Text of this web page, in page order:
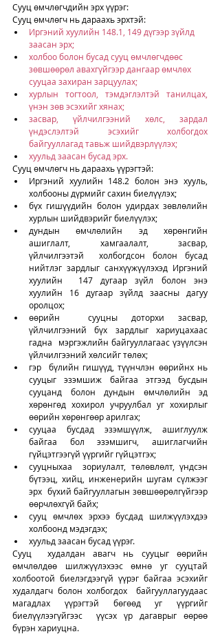
Сууц өмчлөгчдийн эрх үүрэг:
Сууц өмчлөгч нь дараахь эрхтэй:
Иргэний хуулийн 148.1, 149 дүгээр зүйлд
заасан эрх;
холбоо болон бусад сууц өмчлөгчдөөс
зөвшөөрөл авахгүйгээр дангаар өмчлөх
сууцаа захиран зарцуулах;
хурлын тогтоол, тэмдэглэлтэй танилцах,
үнэн зөв эсэхийг хянах;
засвар, үйлчилгээний хөлс, зардал
үндэслэлтэй эсэхийг холбогдох
байгууллагад тавьж шийдвэрлүүлэх;
хуульд заасан бусад эрх.
Сууц өмчлөгч нь дараахь үүрэгтэй:
Иргэний хуулийн 148.2 болон энэ хууль,
холбооны дүрмийг сахин биелүүлэх;
бүх гишүүдийн болон удирдах зөвлөлийн
хурлын шийдвэрийг биелүүлэх;
дундын өмчлөлийн эд хөрөнгийн
ашиглалт, хамгаалалт, засвар,
үйлчилгээтэй  холбогдсон болон бусад
нийтлэг зардлыг санхүүжүүлэхэд Иргэний
хуулийн  147 дугаар зүйл болон энэ
хуулийн 16 дугаар зүйлд заасны дагуу
оролцох;
өөрийн  сууцны доторхи засвар,
үйлчилгээний бүх зардлыг хариуцахаас
гадна  мэргэжлийн байгууллагаас үзүүлсэн
үйлчилгээний хөлсийг төлөх;
гэр  бүлийн гишүүд, түүнчлэн өөрийнх нь
сууцыг эзэмшиж байгаа этгээд бусдын
сууцанд болон дундын өмчлөлийн эд
хөрөнгөд хохирол учруулбал уг хохирлыг
өөрийн хөрөнгөөр арилгах;
сууцаа бусдад эзэмшүүлж, ашиглуулж
байгаа бол эзэмшигч, ашиглагчийн
гүйцэтгээгүй үүргийг гүйцэтгэх;
сууцныхаа  зориулалт, төлөвлөлт, үндсэн
бүтээц, хийц, инженерийн шугам сүлжээг
эрх  бүхий байгууллагын зөвшөөрөлгүйгээр
өөрчлөхгүй байх;
сууц өмчлөх эрхээ бусдад шилжүүлэхдээ
холбоонд мэдэгдэх;
хуульд заасан бусад үүрэг.
Сууц  худалдан авагч нь сууцыг өөрийн
өмчлөлдөө шилжүүлэхээс өмнө уг сууцтай
холбоотой биелэгдээгүй үүрэг байгаа эсэхийг
худалдагч болон холбогдох  байгууллагуудаас
магадлах үүрэгтэй бөгөөд уг үүргийг
биелүүлээгүйгээс  үүсэх үр дагаврыг өөрөө
бүрэн хариуцна.